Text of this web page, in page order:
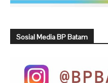
Sosial Media BP Batam